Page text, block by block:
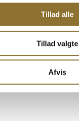
Tillad alle
Tillad valgte
Afvis
direkte i din
der får mundvandet til